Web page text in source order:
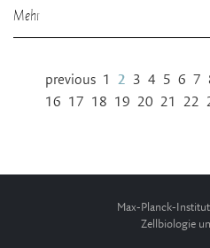
Mehr
previous 1 2 3 4 5 6 7
16 17 18 19 20 21 22
Max-Planck-
Zellbiologie